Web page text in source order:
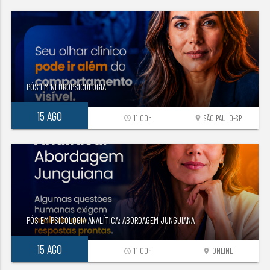
PÓS EM NEUROPSICOLOGIA
15 AGO location_on SÃO PAULO-SP
access_time 11:00h
PÓS EM PSICOLOGIA ANALÍTICA: ABORDAGEM JUNGUIANA
15 AGO location_on ONLINE
access_time 11:00h